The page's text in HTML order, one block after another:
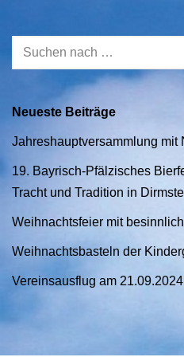
Neueste Beiträge
Jahreshauptversammlung mit
19. Bayrisch-Pfälzisches
Tracht und Tradition in
Weihnachtsfeier mit
Weihnachtsbasteln der
Vereinsausflug am 21.09.2024